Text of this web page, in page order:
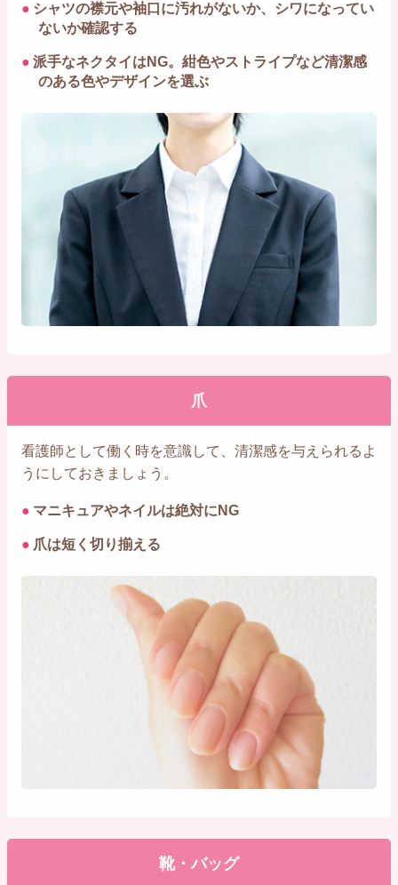
● シャツの襟元や袖口に汚れがないか、シワになってい
ないか確認する
● 派手なネクタイはNG。紺色やストライプなど清潔感
のある色やデザインを選ぶ
爪
看護師として働く時を意識して、清潔感を与えられるよ
うにしておきましょう。
● マニキュアやネイルは絶対にNG
● 爪は短く切り揃える
靴・バッグ